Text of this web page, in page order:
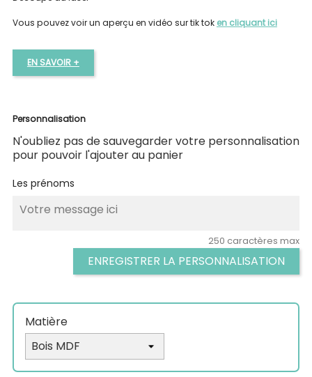
Vous pouvez voir un aperçu en vidéo sur tik tok en cliquant ici
EN SAVOIR +
Personnalisation
N'oubliez pas de sauvegarder votre personnalisation
pour pouvoir l'ajouter au panier
Les prénoms
250 caractères max
ENREGISTRER LA PERSONNALISATION
Matière